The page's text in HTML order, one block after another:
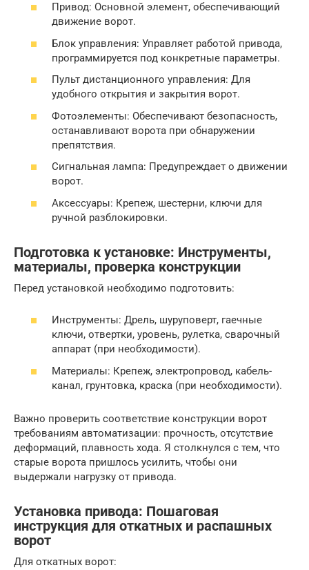
Привод: Основной элемент, обеспечивающий
движение ворот.
Блок управления: Управляет работой привода,
программируется под конкретные параметры.
Пульт дистанционного управления: Для
удобного открытия и закрытия ворот.
Фотоэлементы: Обеспечивают безопасность,
останавливают ворота при обнаружении
препятствия.
Сигнальная лампа: Предупреждает о движении
ворот.
Аксессуары: Крепеж, шестерни, ключи для
ручной разблокировки.
Подготовка к установке: Инструменты,
материалы, проверка конструкции
Перед установкой необходимо подготовить:
Инструменты: Дрель, шуруповерт, гаечные
ключи, отвертки, уровень, рулетка, сварочный
аппарат (при необходимости).
Материалы: Крепеж, электропровод, кабель-
канал, грунтовка, краска (при необходимости).
Важно проверить соответствие конструкции ворот
требованиям автоматизации: прочность, отсутствие
деформаций, плавность хода. Я столкнулся с тем, что
старые ворота пришлось усилить, чтобы они
выдержали нагрузку от привода.
Установка привода: Пошаговая
инструкция для откатных и распашных
ворот
Для откатных ворот: